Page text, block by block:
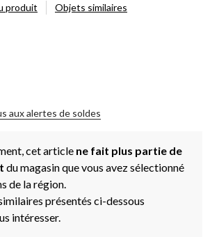
produit
Objets similaires
aux alertes de soldes
cet article ne fait plus partie de
du magasin que vous avez sélectionné
de la région.
présentés ci-dessous
intéresser.